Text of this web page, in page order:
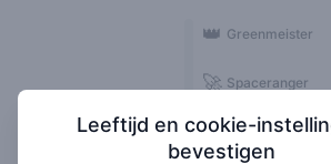
🥦 Stoner
🚀 Spaceranger
👑 Greenmeister
Leeftijd en cookie-
bevestigen